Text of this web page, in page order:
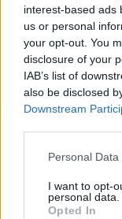
interest-based ads
us or personal
your opt-out. You
disclosure of your
IAB’s list of
also be disclosed
Downstream
Please note that
not limited to your
grant or deny
Personal
I want to opt-
personal data.
Opted In
Προβάδισμα
Δημοκρατία
τη
τον Alpha, το
2026.